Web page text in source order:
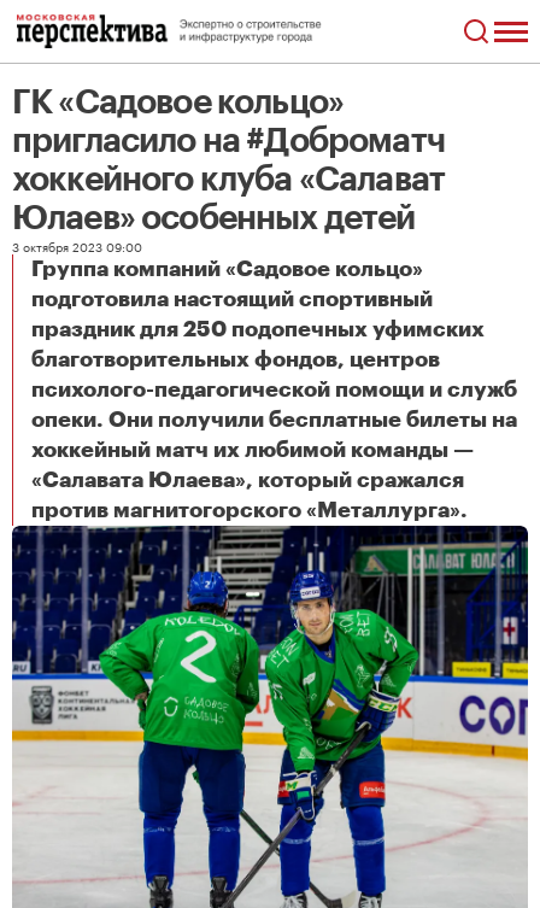
ГК «Садовое кольцо»
пригласило на #Доброматч
хоккейного клуба «Салават
Юлаев» особенных детей
3 октября 2023 09:00
Группа компаний «Садовое кольцо»
подготовила настоящий спортивный
праздник для 250 подопечных уфимских
благотворительных фондов, центров
психолого-педагогической помощи и служб
опеки. Они получили бесплатные билеты на
хоккейный матч их любимой команды —
«Салавата Юлаева», который сражался
против магнитогорского «Металлурга».